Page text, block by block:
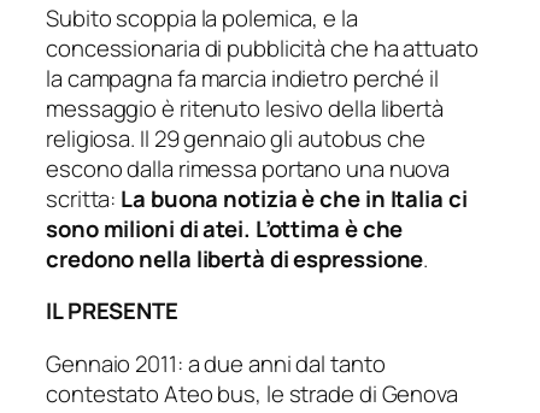
Subito scoppia la polemica, e la
concessionaria di pubblicità che ha attuato
la campagna fa marcia indietro perché il
messaggio è ritenuto lesivo della libertà
religiosa. Il 29 gennaio gli autobus che
escono dalla rimessa portano una nuova
scritta: La buona notizia è che in Italia ci
sono milioni di atei. L’ottima è che
credono nella libertà di espressione.
IL PRESENTE
Gennaio 2011: a due anni dal tanto
contestato Ateo bus, le strade di Genova